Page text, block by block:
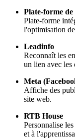
Plate-forme
Plate-forme
l'optimisation
Leadinfo
Reconnaît les
un lien avec les
Meta
Affiche des
site web.
RTB House
Personnalise
et à